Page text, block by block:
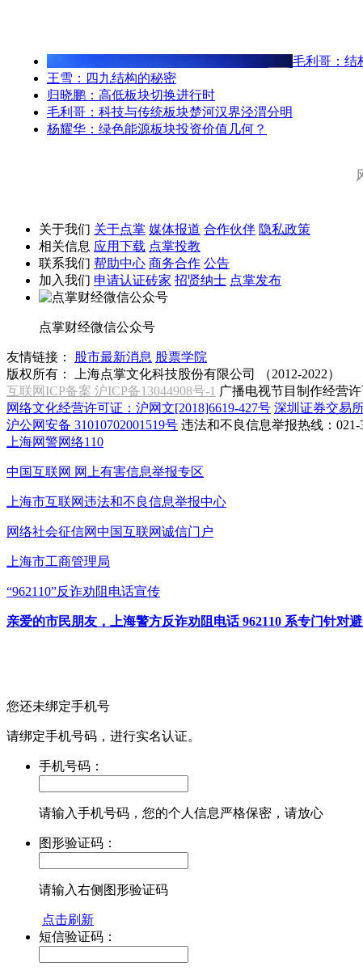
毛利哥：结
王雪：四九结构的秘密
归晓鹏：高低板块切换进行时
毛利哥：科技与传统板块楚河汉界泾渭分明
杨耀华：绿色能源板块投资价值几何？
关于我们 关于点掌 媒体报道 合作伙伴 隐私政策
相关信息 应用下载 点掌投教
联系我们 帮助中心 商务合作 公告
加入我们 申请认证砖家 招贤纳士 点掌发布
点掌财经微信公众号
友情链接： 股市最新消息 股票学院
版权所有：
上海点掌文化科技股份有限公司 （2012-2022）
互联网ICP备案 沪ICP备13044908号-1 广播电视节目制作经营
网络文化经营许可证：沪网文[2018]6619-427号 深圳证券交易
沪公网安备 31010702001519号 违法和不良信息举报热线：021-
上海网警网络110
中国互联网 网上有害信息举报专区
上海市互联网违法和不良信息举报中心
网络社会征信网中国互联网诚信门户
上海市工商管理局
“962110”反诈劝阻电话宣传
亲爱的市民朋友，上海警方反诈劝阻电话 962110 系专门针对
您还未绑定手机号
请绑定手机号码，进行实名认证。
手机号码：
请输入手机号码，您的个人信息严格保密，请放心
图形验证码：
请输入右侧图形验证码
点击刷新
短信验证码：